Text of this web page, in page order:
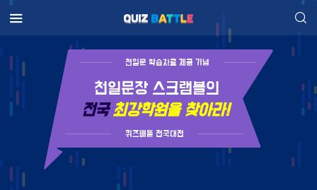
천일문 학습자료 제공 기념
천일문장 스크램블의
전국최강학원을 찾아라!
퀴즈배틀 전국대전